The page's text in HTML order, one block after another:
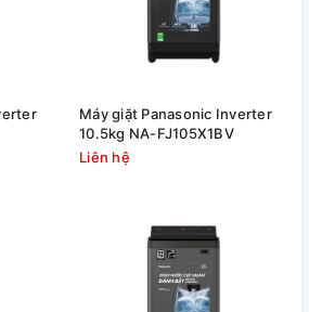
Máy giặt Panasonic Inverter
10.5kg NA-FJ105X1BV
Liên hệ